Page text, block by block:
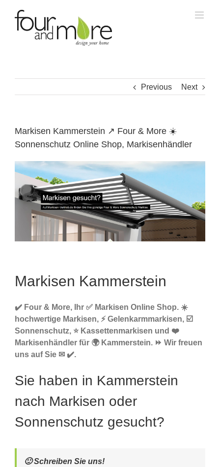
content
Previous Next
Markisen Kammerstein ↗️ Four & More ☀️
Sonnenschutz Online Shop, Markisenhändler
Markisen Kammerstein
✔️ Four & More, Ihr ✅ Markisen Online Shop. ☀️
hochwertige Markisen, ⚡ Gelenkarmmarkisen, ☑️
Sonnenschutz, ⭐ Kassettenmarkisen und ❤️
Markisenhändler für 🌍 Kammerstein. ⏩ Wir freuen
uns auf Sie ✉ ✔️.
Sie haben in Kammerstein
nach Markisen oder
Sonnenschutz gesucht?
🙂 Schreiben Sie uns!